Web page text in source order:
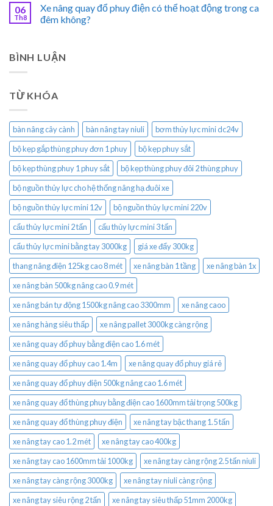
06
Th8
Xe nâng quay đổ phuy điện có thể hoạt động trong ca
đêm không?
BÌNH LUẬN
TỪ KHÓA
bàn nâng cây cành bàn nâng tay niuli
bơm thủy lực mini dc24v
bộ kẹp gắp thùng phuy đơn 1 phuy
bộ kẹp phuy sắt
bộ kẹp thùng phuy 1 phuy sắt
bộ kẹp thùng phuy đôi 2 thùng phuy
bộ nguồn thủy lực cho hệ thống nâng hạ đuôi xe
bộ nguồn thủy lực mini 12v
bộ nguồn thủy lực mini 220v
cẩu thủy lực mini 2 tấn
cẩu thủy lực mini 3 tấn
cẩu thủy lực mini bằng tay 3000kg
giá xe đẩy 300kg
thang nâng điện 125kg cao 8 mét
xe nâng bàn 1 tầng
xe nâng bàn 1x
xe nâng bàn 500kg nâng cao 0.9 mét
xe nâng bán tự động 1500kg nâng cao 3300mm
xe nâng caoo
xe nâng hàng siêu thấp
xe nâng pallet 3000kg càng rộng
xe nâng quay đổ phuy bằng điện cao 1.6 mét
xe nâng quay đổ phuy cao 1.4m
xe nâng quay đổ phuy giá rẻ
xe nâng quay đổ phuy điện 500kg nâng cao 1.6 mét
xe nâng quay đổ thùng phuy bằng điện cao 1600mm tải trọng 500kg
xe nâng quay đổ thùng phuy điện
xe nâng tay bậc thang 1.5 tấn
xe nâng tay cao 1.2 mét
xe nâng tay cao 400kg
xe nâng tay cao 1600mm tải 1000kg
xe nâng tay càng rộng 2.5 tấn niuli
xe nâng tay càng rộng 3000kg
xe nâng tay niuli càng rộng
xe nâng tay siêu rộng 2 tấn
xe nâng tay siêu thấp 51mm 2000kg